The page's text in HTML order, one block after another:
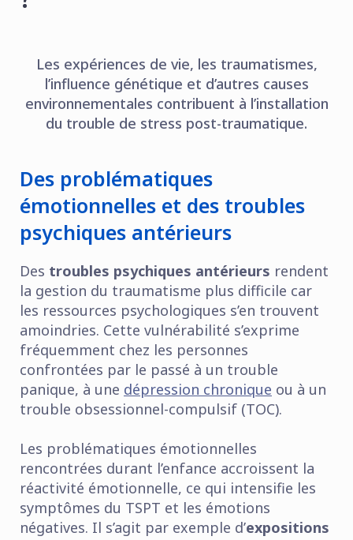
Les expériences de vie, les traumatismes,
l’influence génétique et d’autres causes
environnementales contribuent à l’installation
du trouble de stress post-traumatique.
Des problématiques
émotionnelles et des troubles
psychiques antérieurs
Des troubles psychiques antérieurs rendent
la gestion du traumatisme plus difficile car
les ressources psychologiques s’en trouvent
amoindries. Cette vulnérabilité s’exprime
fréquemment chez les personnes
confrontées par le passé à un trouble
panique, à une dépression chronique ou à un
trouble obsessionnel-compulsif (TOC).
Les problématiques émotionnelles
rencontrées durant l’enfance accroissent la
réactivité émotionnelle, ce qui intensifie les
symptômes du TSPT et les émotions
négatives. Il s’agit par exemple d’expositions